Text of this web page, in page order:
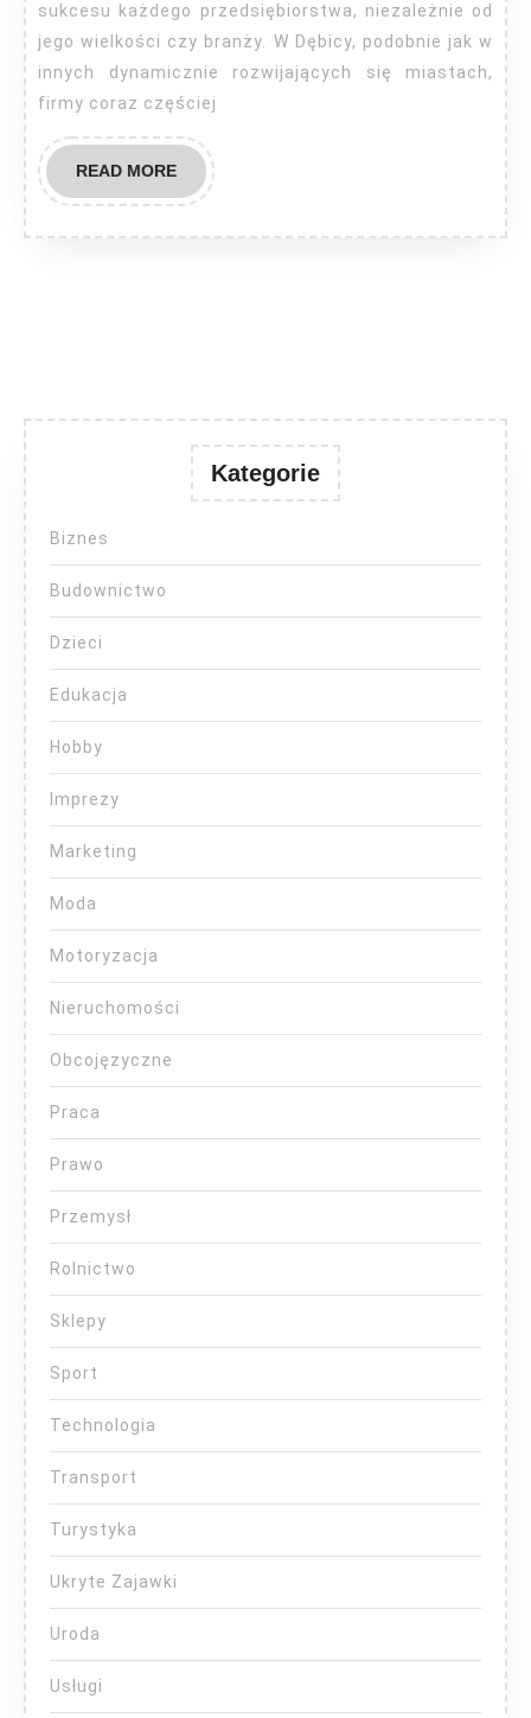
sukcesu każdego przedsiębiorstwa, niezależnie od
jego wielkości czy branży. W Dębicy, podobnie jak w
innych dynamicznie rozwijających się miastach,
firmy coraz częściej
READ MOREREAD
MORE
Kategorie
Biznes
Budownictwo
Dzieci
Edukacja
Hobby
Imprezy
Marketing
Moda
Motoryzacja
Nieruchomości
Obcojęzyczne
Praca
Prawo
Przemysł
Rolnictwo
Sklepy
Sport
Technologia
Transport
Turystyka
Ukryte Zajawki
Uroda
Usługi